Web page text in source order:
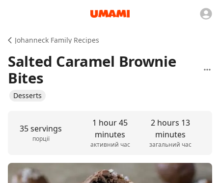
Johanneck Family Recipes
Salted Caramel Brownie
Bites
Desserts
35 servings
порції
1 hour 45
minutes
активний час
2 hours 13
minutes
загальний час